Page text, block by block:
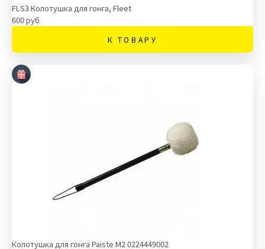
FLS3 Колотушка для гонга, Fleet
600 руб
К ТОВАРУ
Колотушка для гонга Paiste М2 0224449002